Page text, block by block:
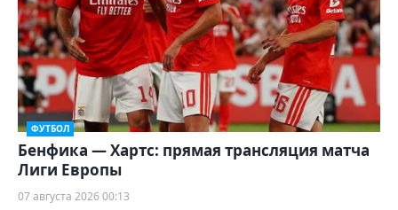
ФУТБОЛ
Бенфика — Хартс: прямая трансляция матча
Лиги Европы
07 августа 2026 00:13